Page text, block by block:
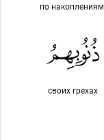
по накоплениям
своих грехах